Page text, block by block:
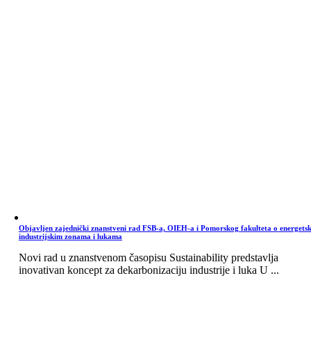
Objavljen zajednički znanstveni rad FSB-a, OIEH-a i Pomorskog fakulteta o
industrijskim zonama i lukama
Novi rad u znanstvenom časopisu Sustainability predstavlja
inovativan koncept za dekarbonizaciju industrije i luka U ...